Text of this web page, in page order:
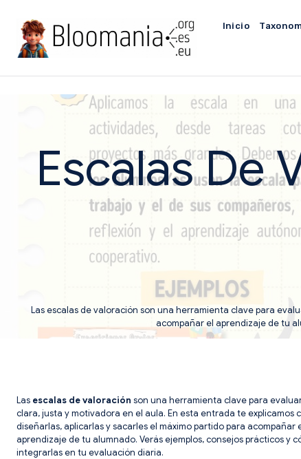
contenido
Inicio
Escalas De
Las escalas de valoración son una herramienta clave para
acompañar el aprendizaje de tu
Las escalas de valoración son una herramienta clave para
clara, justa y motivadora en el aula. En esta entrada te explicamos
diseñarlas, aplicarlas y sacarles el máximo partido para acompañar
aprendizaje de tu alumnado. Verás ejemplos, consejos prácticos y
integrarlas en tu evaluación diaria.